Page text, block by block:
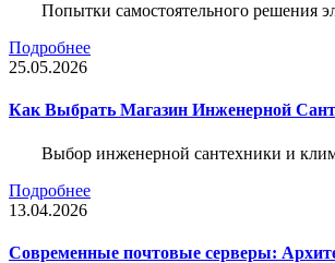
Попытки самостоятельного решения
Подробнее
25.05.2026
Как Выбрать Магазин Инженерной
Выбор инженерной сантехники и
Подробнее
13.04.2026
Современные почтовые серверы: